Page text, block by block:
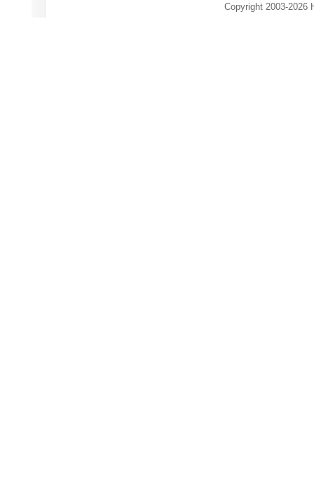
Copyright 2003-2026